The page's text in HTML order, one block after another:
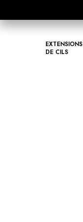
EXTENSIONS
DE CILS